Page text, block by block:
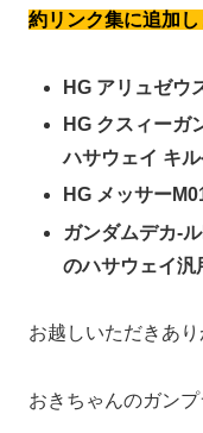
約リンク集に追加し
HG アリュゼウ
HG クスィーガ
ハサウェイ キル
HG メッサー
ガンダムデカ-
のハサウェイ
お越しいただきあ
おきちゃんのガン